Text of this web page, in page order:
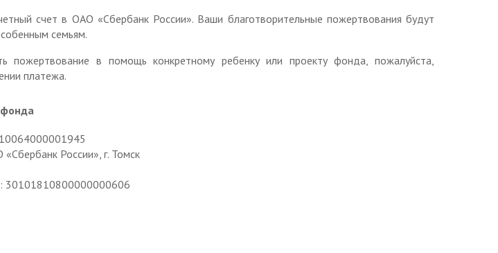
счет в ОАО «Сбербанк России». Ваши благотворительные пожертвования будут
семьям.
пожертвование в помощь конкретному ребенку или проекту фонда, пожалуйста,
платежа.
фонда
России», г. Томск
30101810800000000606